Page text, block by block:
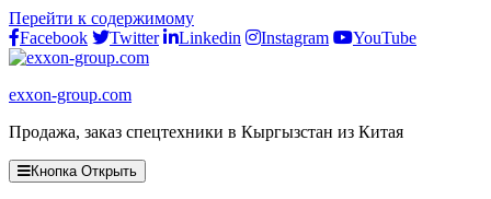
Перейти к содержимому
Facebook
Twitter Linkedin Instagram YouTube
exxon-group.com
Продажа, заказ спецтехники в Кыргызстан из Китая
Кнопка Открыть